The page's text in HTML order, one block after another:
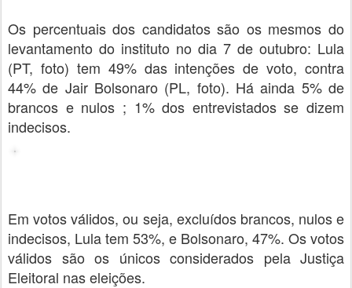
Os percentuais dos candidatos são os mesmos do
levantamento do instituto no dia 7 de outubro: Lula
(PT, foto) tem 49% das intenções de voto, contra
44% de Jair Bolsonaro (PL, foto). Há ainda 5% de
brancos e nulos ; 1% dos entrevistados se dizem
indecisos.
Em votos válidos, ou seja, excluídos brancos, nulos e
indecisos, Lula tem 53%, e Bolsonaro, 47%. Os votos
válidos são os únicos considerados pela Justiça
Eleitoral nas eleições.